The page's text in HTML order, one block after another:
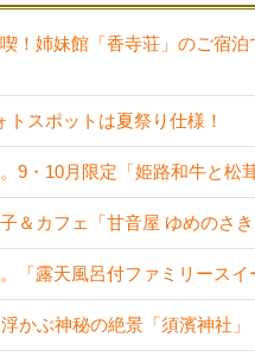
！姉妹館「香寺荘」のご宿
スポットは夏祭り仕様！
9・10月限定「姫路和牛と松
＆カフェ「甘音屋 ゆめのさ
「露天風呂付ファミリースイ
かぶ神秘の絶景「須濱神社」